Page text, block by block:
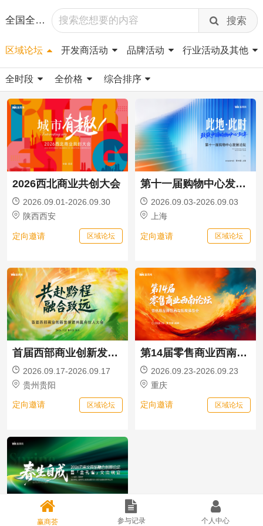
全国全国 搜索
区域论坛 开发商活动 品牌活动 行业活动及其他
全时段 全价格 综合排序
2026西北商业共创大会
2026.09.01-2026.09.30
陕西西安
定向邀请 区域论坛
第十一届购物中心发展论坛
2026.09.03-2026.09.03
上海
定向邀请 区域论坛
首届西部商业创新发展暨共赢合伙人大会
2026.09.17-2026.09.17
贵州贵阳
定向邀请 区域论坛
第14届零售商业西南论坛暨优质品牌招商与投资博览会
2026.09.23-2026.09.23
重庆
定向邀请 区域论坛
云南文商旅融合创新论坛暨「金孔雀」交流晚宴
赢商荟 参与记录 个人中心